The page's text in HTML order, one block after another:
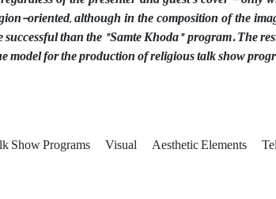
oriented, although in the composition of the
successful than the "Samte Khoda" program. The
model for the production of religious talk show
Show Programs Visual Aesthetic Elements